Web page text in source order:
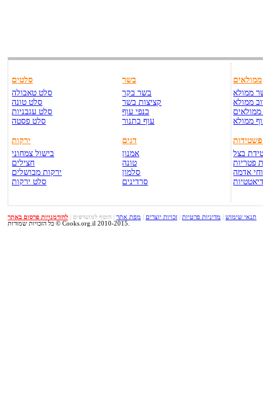
סלטים
סלט טאבולה
סלט טונה
סלט עגבניות
סלט פסטה
ירקות
בישול צמחוני
חצילים
ירקות מבושלים
סלט ירקות
בשר
בשר בקר
קציצות בשר
כנפי עוף
עוף בתנור
דגים
אמנון
טונה
סלמון
סרדינים
ממולאים
ממולא
ממולא
ממולא
פשטידות
בצל
פטריות
אדמה
תנאי שימוש מדיניות פרטיות זכויות יוצרים מפת אתר הוסף למועדפים
להזדמנויות פרסום באתר
כל הזכויות שמורות © Cooks.org.il 2010-2015.